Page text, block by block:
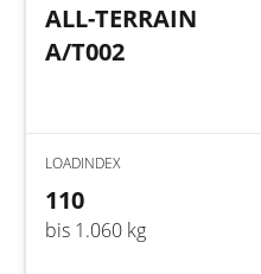
ALL-TERRAIN
A/T002
LOADINDEX
110
bis 1.060 kg